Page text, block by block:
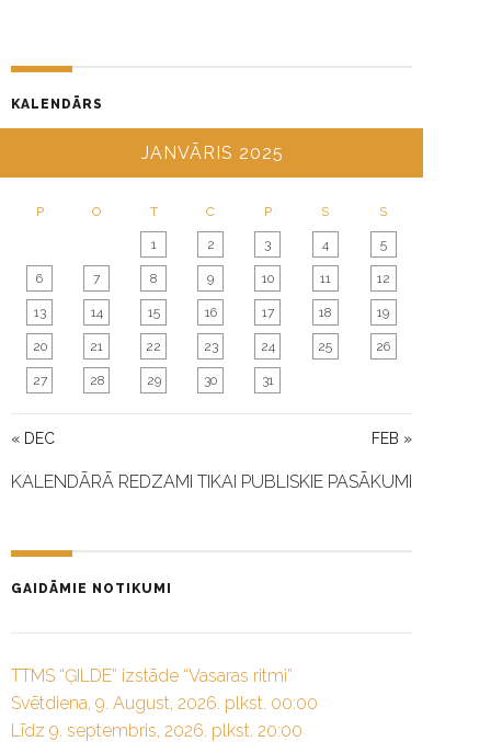
KALENDĀRS
JANVĀRIS 2025
P O T C P S S
« DEC FEB »
1 2 3 4 5
6 7 8 9 10 11 12
13 14 15 16 17 18 19
20 21 22 23 24 25 26
27 28 29 30 31
KALENDĀRĀ REDZAMI TIKAI PUBLISKIE PASĀKUMI
GAIDĀMIE NOTIKUMI
TTMS “ĢILDE” izstāde “Vasaras ritmi”
Svētdiena, 9. August, 2026. plkst. 00:00
Līdz 9. septembris, 2026. plkst. 20:00